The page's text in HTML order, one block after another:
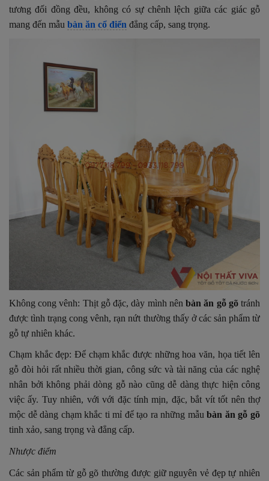
tương đối đồng đều, không có sự chênh lệch giữa các giác gỗ
mang đến mẫu bàn ăn cổ điển đẳng cấp, sang trọng.
Không cong vênh: Thịt gỗ đặc, dày mình nênbàn ăn gỗ gõtránh
được tình trạng cong vênh, rạn nứt thường thấy ở các sản phẩm từ
gỗ tự nhiên khác.
Chạm khắc đẹp: Để chạm khắc được những hoa văn, họa tiết lên
gỗ đòi hỏi rất nhiều thời gian, công sức và tài năng của các nghệ
nhân bởi không phải dòng gỗ nào cũng dễ dàng thực hiện công
việc ấy. Tuy nhiên, với với đặc tính mịn, đặc, bắt vít tốt nên thợ
mộc dễ dàng chạm khắc ti mỉ để tạo ra những mẫubàn ăn gỗ gõ
tinh xảo, sang trọng và đẳng cấp.
Nhược điểm
Các sản phẩm từ gỗ gõ thường được giữ nguyên vẻ đẹp tự nhiên